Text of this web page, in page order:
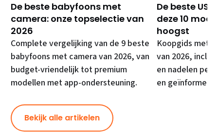
De beste babyfoons met
camera: onze topselectie van
2026
Complete vergelijking van de 9 beste
babyfoons met camera van 2026, van
budget-vriendelijk tot premium
modellen met app-ondersteuning.
De beste
deze 10
hoogst
Koopgids met
van 2026,
en nadelen per
en
Bekijk alle artikelen